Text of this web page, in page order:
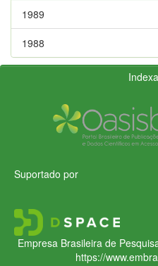
1989
1988
Suportado por
Empresa Brasileira de
https://